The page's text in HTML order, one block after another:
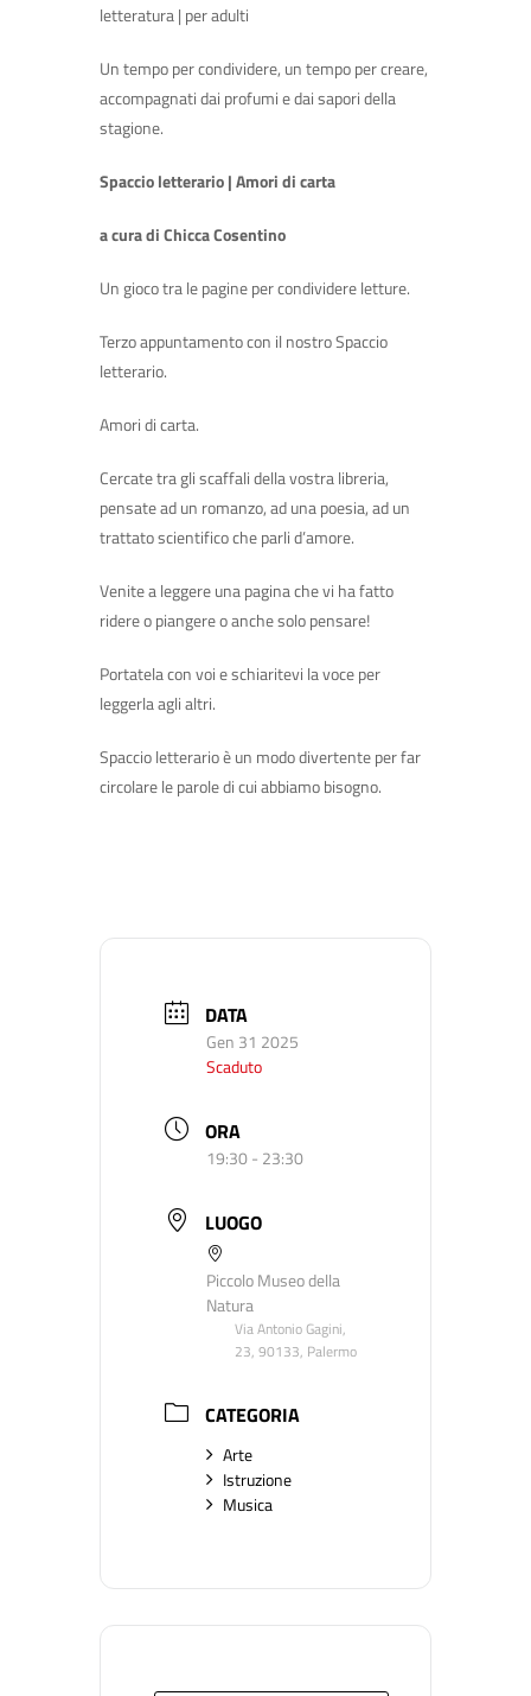
letteratura | per adulti
Un tempo per condividere, un tempo per creare,
accompagnati dai profumi e dai sapori della
stagione.
Spaccio letterario | Amori di carta
a cura di Chicca Cosentino
Un gioco tra le pagine per condividere letture.
Terzo appuntamento con il nostro Spaccio
letterario.
Amori di carta.
Cercate tra gli scaffali della vostra libreria,
pensate ad un romanzo, ad una poesia, ad un
trattato scientifico che parli d’amore.
Venite a leggere una pagina che vi ha fatto
ridere o piangere o anche solo pensare!
Portatela con voi e schiaritevi la voce per
leggerla agli altri.
Spaccio letterario è un modo divertente per far
circolare le parole di cui abbiamo bisogno.
DATA
Gen 31 2025
Scaduto
ORA
19:30 - 23:30
LUOGO
Piccolo Museo della
Natura
Via Antonio Gagini,
23, 90133, Palermo
CATEGORIA
Arte
Istruzione
Musica